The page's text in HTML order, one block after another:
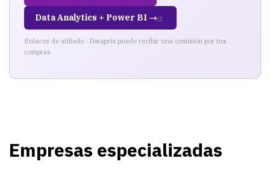
Data Analytics + Power BI →
Enlaces de afiliado · Dataprix puede recibir una comisión por tus
compras
Empresas especializadas